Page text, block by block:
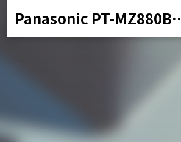
Panasonic PT-MZ880BT
移動投影